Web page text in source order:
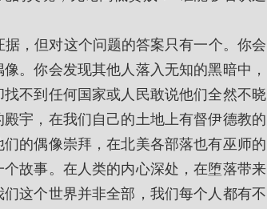
。你会发现其他人落入无知的黑暗中，
不到任何国家或人民敢说他们全然不晓
宇，在我们自己的土地上有督伊德教的
的偶像崇拜，在北美各部落也有巫师的
故事。在人类的内心深处，在堕落带来
这个世界并非全部，我们每个人都有不